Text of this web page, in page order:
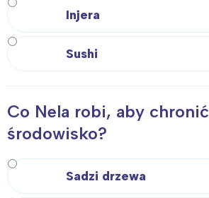
Injera
Sushi
Co Nela robi, aby chronić
środowisko?
Sadzi drzewa